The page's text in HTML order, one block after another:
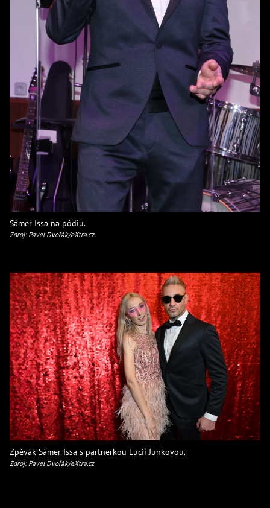
Sámer Issa na pódiu.
Zdroj: Pavel Dvořák/eXtra.cz
Zpěvák Sámer Issa s partnerkou Lucií Junkovou.
Zdroj: Pavel Dvořák/eXtra.cz